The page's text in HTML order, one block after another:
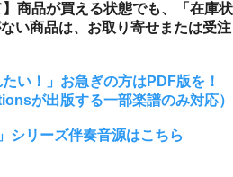
】商品が買える状態でも、「在庫状
い商品は、お取り寄せまたは受注
い！」お急ぎの方はPDF版を！
が出版する一部楽譜のみ対応）
シリーズ伴奏音源はこちら